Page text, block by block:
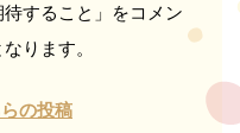
すること」をコメン
ります。
の投稿